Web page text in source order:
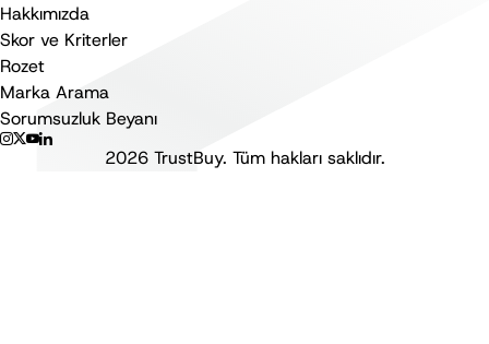
Hakkımızda
Skor ve Kriterler
Rozet
Marka Arama
Sorumsuzluk Beyanı
2026TrustBuy. Tüm hakları saklıdır.